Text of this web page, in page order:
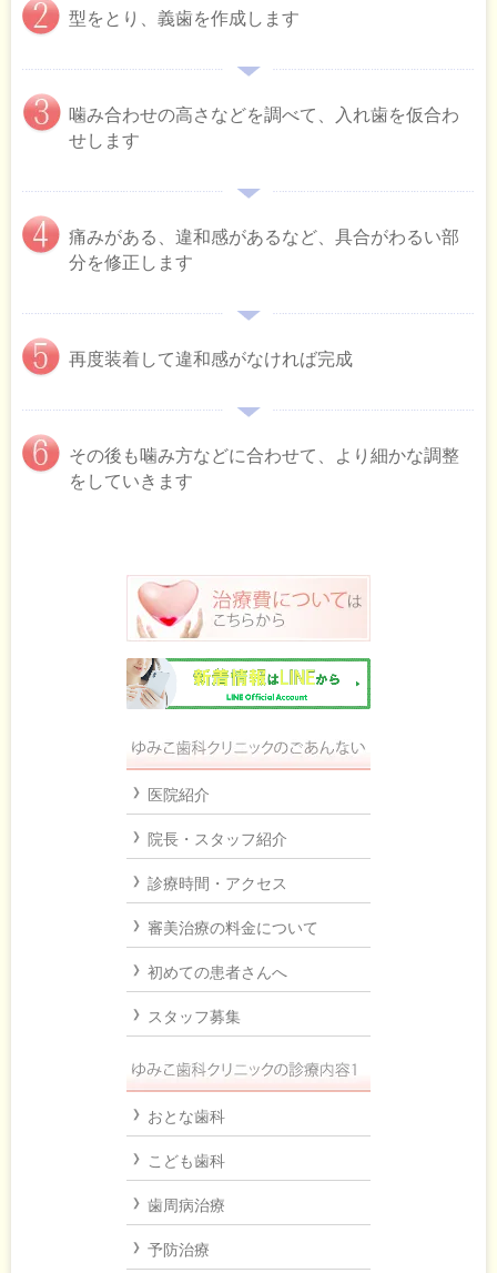
型をとり、義歯を作成します
噛み合わせの高さなどを調べて、入れ歯を仮合わ
せします
痛みがある、違和感があるなど、具合がわるい部
分を修正します
再度装着して違和感がなければ完成
その後も噛み方などに合わせて、より細かな調整
をしていきます
医院紹介
院長・スタッフ紹介
診療時間・アクセス
審美治療の料金について
初めての患者さんへ
スタッフ募集
おとな歯科
こども歯科
歯周病治療
予防治療